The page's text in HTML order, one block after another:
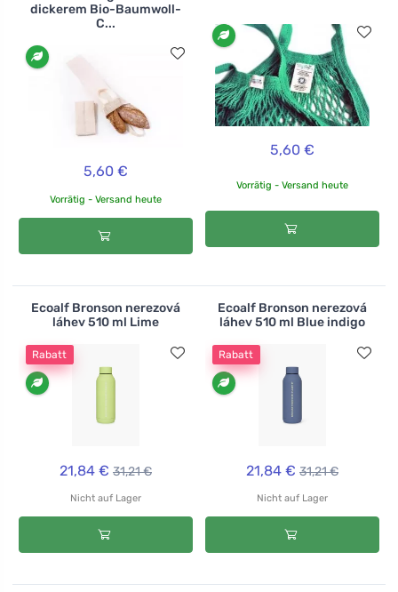
dickerem Bio-Baumwoll-
C...
5,60 €
Vorrätig - Versand heute
5,60 €
Vorrätig - Versand heute
Ecoalf Bronson nerezová
láhev 510 ml Lime
Rabatt
21,84 € 31,21 €
Nicht auf Lager
Ecoalf Bronson nerezová
láhev 510 ml Blue indigo
Rabatt
21,84 € 31,21 €
Nicht auf Lager